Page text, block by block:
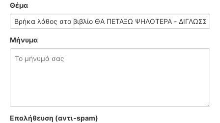
Θέμα
Μήνυμα
Επαλήθευση (αντι-spam)